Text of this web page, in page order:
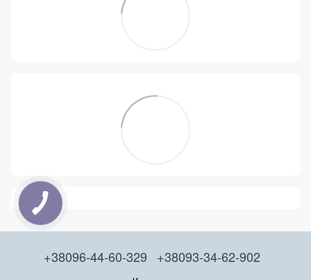
+38096-44-60-329 +38093-34-62-902